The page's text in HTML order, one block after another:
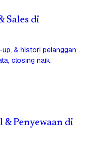
Sales di
& histori pelanggan
closing naik.
& Penyewaan di